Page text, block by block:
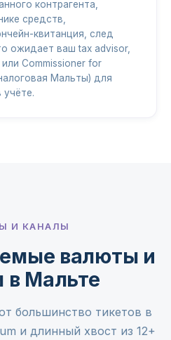
контрагента,
средств,
квитанция, след
ожидает ваш tax advisor,
Commissioner for
Мальты) для
И КАНАЛЫ
валюты и
в Мальте
большинство тикетов в
и длинный хвост из 12+